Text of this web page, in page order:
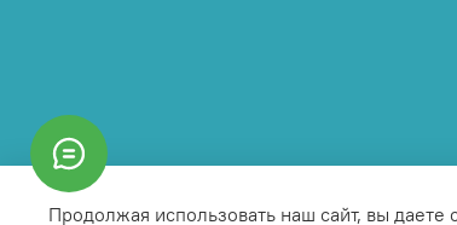
Продолжая использовать наш сайт, вы